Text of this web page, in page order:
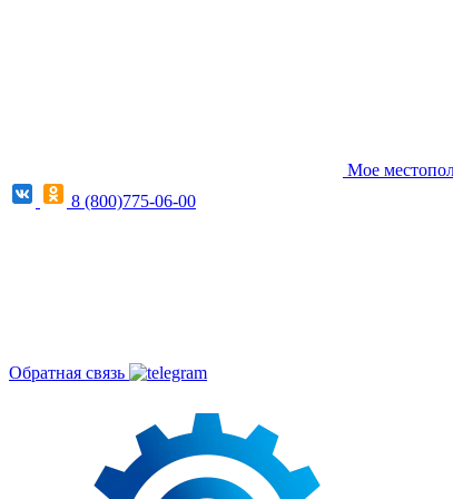
Мое
8 (800)775-06-00
Обратная связь